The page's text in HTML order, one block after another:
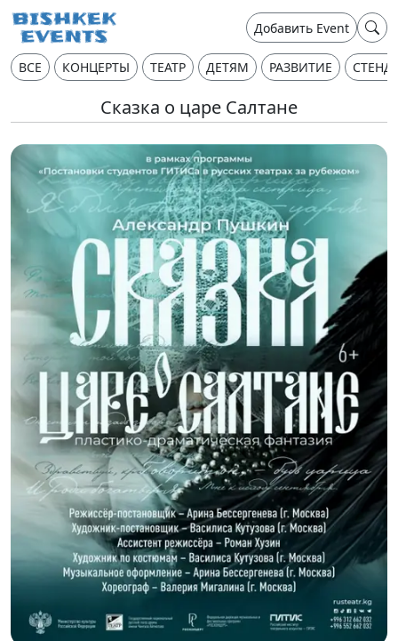
Добавить Event
ВСЕ КОНЦЕРТЫ ТЕАТР ДЕТЯМ РАЗВИТИЕ
Сказка о царе Салтане